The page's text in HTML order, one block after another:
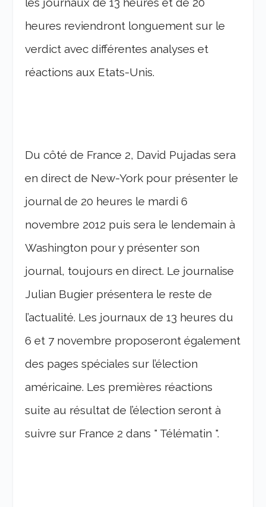
heures reviendront longuement sur le
verdict avec différentes analyses et
réactions aux Etats-Unis.
Du côté de France 2, David Pujadas sera
en direct de New-York pour présenter le
journal de 20 heures le mardi 6
novembre 2012 puis sera le lendemain à
Washington pour y présenter son
journal, toujours en direct. Le journalise
Julian Bugier présentera le reste de
l’actualité. Les journaux de 13 heures du
6 et 7 novembre proposeront également
des pages spéciales sur l’élection
américaine. Les premières réactions
suite au résultat de l’élection seront à
suivre sur France 2 dans " Télématin ".